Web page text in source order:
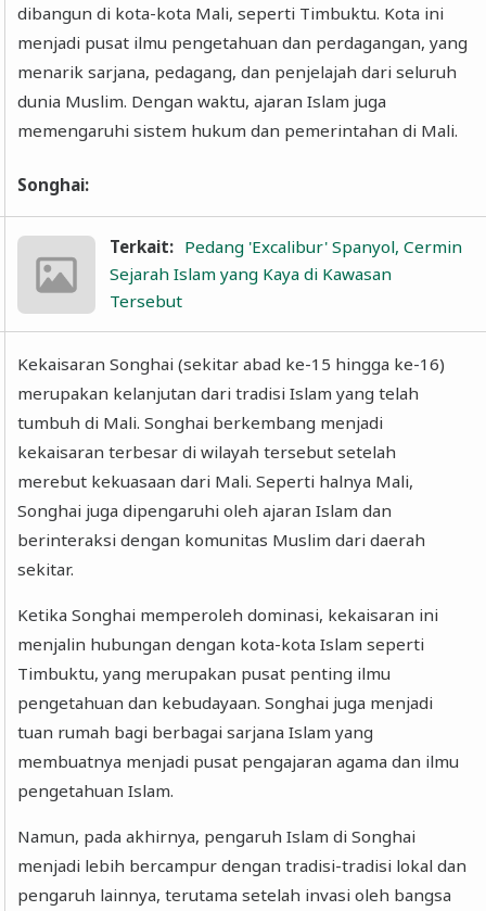
dibangun di kota-kota Mali, seperti Timbuktu. Kota ini
menjadi pusat ilmu pengetahuan dan perdagangan, yang
menarik sarjana, pedagang, dan penjelajah dari seluruh
dunia Muslim. Dengan waktu, ajaran Islam juga
memengaruhi sistem hukum dan pemerintahan di Mali.
Songhai:
Terkait: Pedang 'Excalibur' Spanyol, Cermin
Sejarah Islam yang Kaya di Kawasan
Tersebut
Kekaisaran Songhai (sekitar abad ke-15 hingga ke-16)
merupakan kelanjutan dari tradisi Islam yang telah
tumbuh di Mali. Songhai berkembang menjadi
kekaisaran terbesar di wilayah tersebut setelah
merebut kekuasaan dari Mali. Seperti halnya Mali,
Songhai juga dipengaruhi oleh ajaran Islam dan
berinteraksi dengan komunitas Muslim dari daerah
sekitar.
Ketika Songhai memperoleh dominasi, kekaisaran ini
menjalin hubungan dengan kota-kota Islam seperti
Timbuktu, yang merupakan pusat penting ilmu
pengetahuan dan kebudayaan. Songhai juga menjadi
tuan rumah bagi berbagai sarjana Islam yang
membuatnya menjadi pusat pengajaran agama dan ilmu
pengetahuan Islam.
Namun, pada akhirnya, pengaruh Islam di Songhai
menjadi lebih bercampur dengan tradisi-tradisi lokal dan
pengaruh lainnya, terutama setelah invasi oleh bangsa